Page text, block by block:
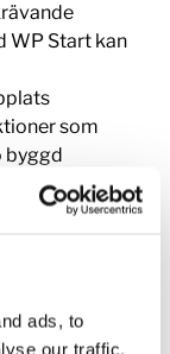
ads, to
our traffic.
WP Start kan
som
byggd
tjänst 24/7